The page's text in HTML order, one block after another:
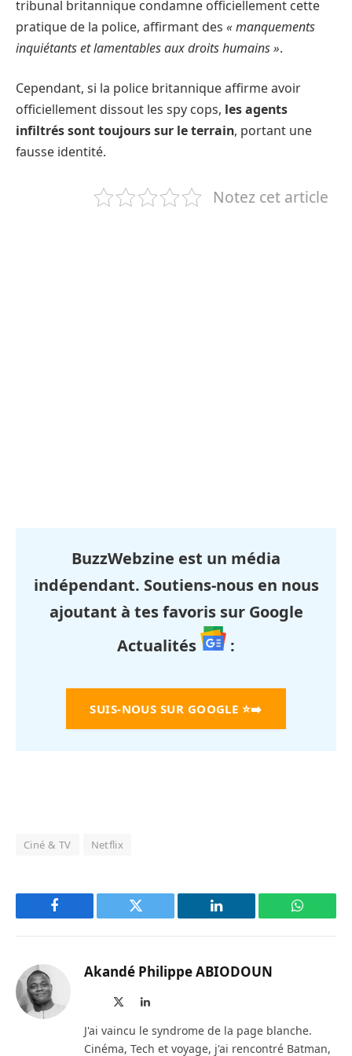
tribunal britannique condamne officiellement cette
pratique de la police, affirmant des « manquements
inquiétants et lamentables aux droits humains ».
Cependant, si la police britannique affirme avoir
officiellement dissout les spy cops, les agents
infiltrés sont toujours sur le terrain, portant une
fausse identité.
Notez cet article
BuzzWebzine est un média
indépendant. Soutiens-nous en nous
ajoutant à tes favoris sur Google
Actualités
:
SUIS-NOUS SUR GOOGLE ⭐➡️
Ciné & TV Netflix
Facebook Twitter LinkedIn
Akandé Philippe ABIODOUN
LinkedIn
J'ai vaincu le syndrome de la page blanche.
Cinéma, Tech et voyage, j'ai rencontré Batman,